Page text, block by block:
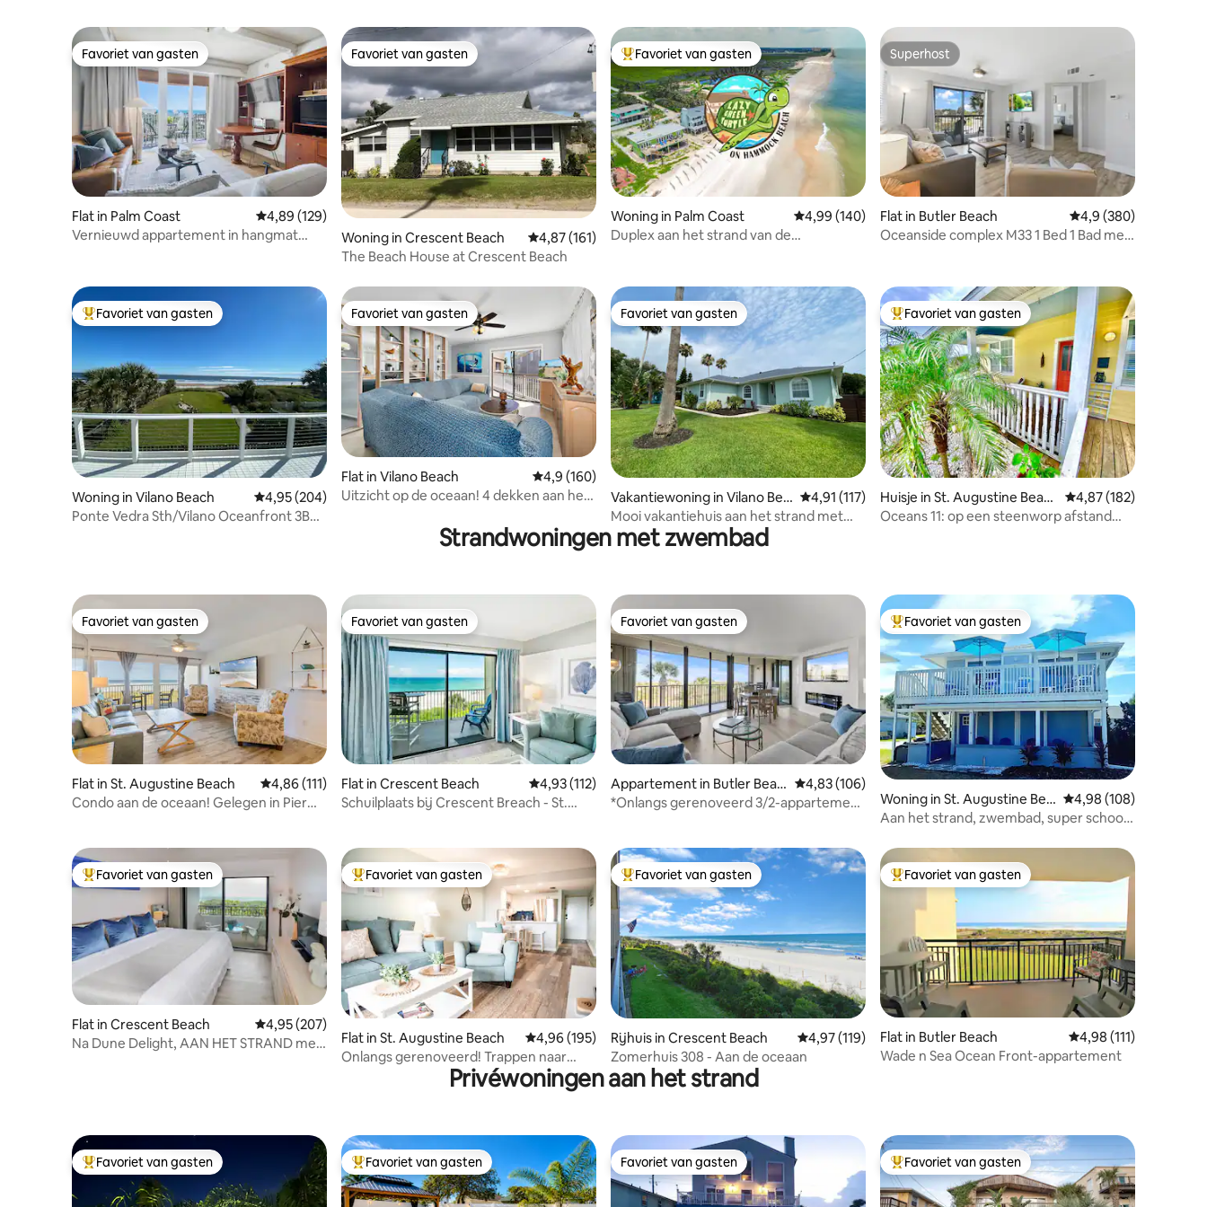
Favoriet van gasten
Favoriet van gasten
Flat in Palm Coast Gemiddelde beoordeling van 4,89 op 5, 129 recensies
4,89 (129)
Vernieuwd appartement in hangmat
Favoriet van gasten
Favoriet van gasten
Woning in Crescent Beach Gemiddelde beoordeling van 4,87 op 5, 161 recensies
4,87 (161)
The Beach House at Crescent Beach
Topfavoriet van gasten
Favoriet van gasten
Woning in Palm Coast Gemiddelde beoordeling van 4,99 op 5, 140 recensies
4,99 (140)
Duplex aan het strand van de
Superhost
Superhost
Flat in Butler Beach Gemiddelde
4,9 (380)
Oceanside complex M33 1 Bed 1 Bad met
Topfavoriet van gasten
Favoriet van gasten
Woning in Vilano Beach Gemiddelde beoordeling van 4,95 op 5, 204 recensies
4,95 (204)
Ponte Vedra Sth/Vilano Oceanfront 3Bed
Favoriet van gasten
Favoriet van gasten
Flat in Vilano Beach Gemiddelde beoordeling van 4,9 op 5, 160 recensies
4,9 (160)
Uitzicht op de oceaan! 4 dekken aan het
Favoriet van gasten
Favoriet van gasten
Vakantiewoning in Vilano Bea
ch
Gemiddelde beoordeling van 4,91 op 5, 117 recensies
4,91 (117)
Mooi vakantiehuis aan het strand met
voorzieningen
Topfavoriet van gasten
Favoriet van gasten
Huisje in St. Augustine Beac
h
Gemiddelde
4,87 (182)
Oceans 11: op een steenworp afstand
Strandwoningen met zwembad
Favoriet van gasten
Favoriet van gasten
Flat in St. Augustine Beach Gemiddelde beoordeling van 4,86 op 5, 111 recensies
4,86 (111)
Condo aan de oceaan! Gelegen in Pier
Favoriet van gasten
Favoriet van gasten
Flat in Crescent Beach Gemiddelde beoordeling van 4,93 op 5, 112 recensies
4,93 (112)
Schuilplaats bij Crescent Breach - St.
Favoriet van gasten
Favoriet van gasten
Appartement in Butler Beac
h
Gemiddelde beoordeling van 4,83 op 5, 106 recensies
4,83 (106)
*Onlangs gerenoveerd 3/2-appartement
Topfavoriet van gasten
Favoriet van gasten
Woning in St. Augustine Bea
ch
Gemiddelde
4,98 (108)
Aan het strand, zwembad, super schoon,
strand, 5 sterren
Topfavoriet van gasten
Favoriet van gasten
Flat in Crescent Beach Gemiddelde beoordeling van 4,95 op 5, 207 recensies
4,95 (207)
Na Dune Delight, AAN HET STRAND met
Topfavoriet van gasten
Favoriet van gasten
Flat in St. Augustine Beach Gemiddelde beoordeling van 4,96 op 5, 195 recensies
4,96 (195)
Onlangs gerenoveerd! Trappen naar
STRAND & ZWEMBAD!
Topfavoriet van gasten
Favoriet van gasten
Rijhuis in Crescent Beach Gemiddelde beoordeling van 4,97 op 5, 119 recensies
4,97 (119)
Zomerhuis 308 - Aan de oceaan
Topfavoriet van gasten
Favoriet van gasten
Flat in Butler Beach Gemiddelde
4,98 (111)
Wade n Sea Ocean Front-appartement
Privéwoningen aan het strand
Topfavoriet van gasten
Favoriet van gasten Topfavoriet van gasten
Favoriet van gasten Favoriet van gasten
Favoriet van gasten Topfavoriet van gasten
Favoriet van gasten